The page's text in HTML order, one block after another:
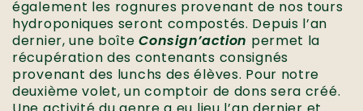
également les rognures provenant de nos tours
hydroponiques seront compostés. Depuis l’an
dernier, une boîteConsign’action permet la
récupération des contenants consignés
provenant des lunchs des élèves. Pour notre
deuxième volet, un comptoir de dons sera créé.